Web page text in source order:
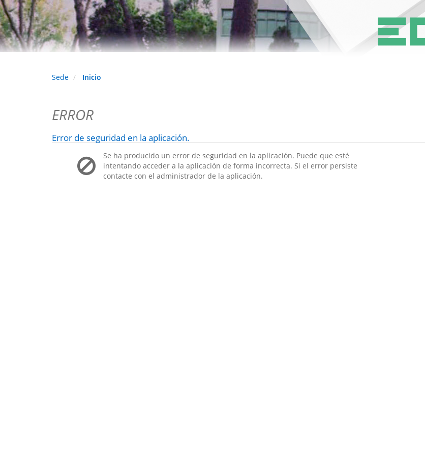
Sede Inicio
ERROR
Error de seguridad en la aplicación.
Se ha producido un error de seguridad en la aplicación. Puede que esté
intentando acceder a la aplicación de forma incorrecta. Si el error persiste
contacte con el administrador de la aplicación.